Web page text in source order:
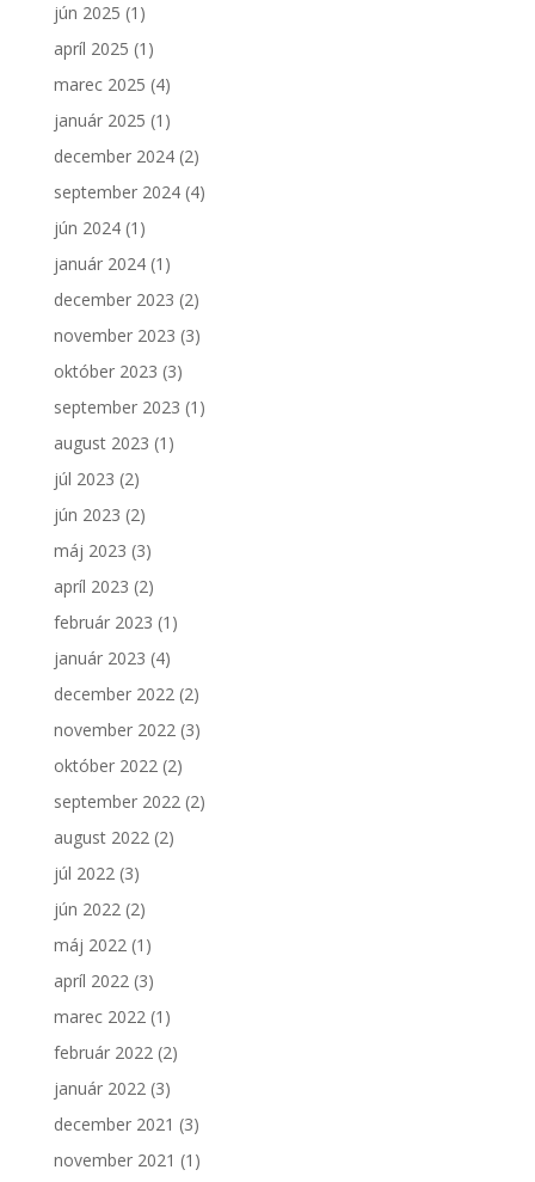
jún 2025 (1)
apríl 2025 (1)
marec 2025 (4)
január 2025 (1)
december 2024(2)
september 2024(4)
jún 2024(1)
január 2024(1)
december 2023 (2)
november 2023 (3)
október 2023 (3)
september 2023 (1)
august 2023 (1)
júl 2023 (2)
jún 2023 (2)
máj 2023 (3)
apríl 2023 (2)
február 2023 (1)
január 2023 (4)
december 2022(2)
november 2022(3)
október 2022(2)
september 2022(2)
august 2022(2)
júl 2022(3)
jún 2022(2)
máj 2022(1)
apríl 2022(3)
marec 2022(1)
február 2022(2)
január 2022(3)
december 2021 (3)
november 2021 (1)